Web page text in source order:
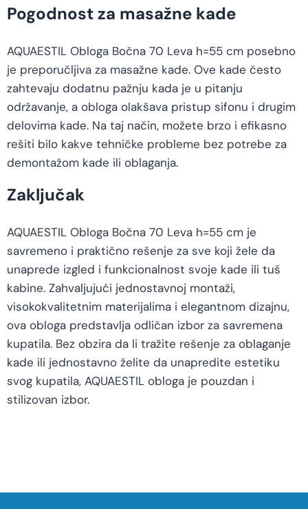
Pogodnost za masažne kade
AQUAESTIL Obloga Bočna 70 Leva h=55 cm posebno
je preporučljiva za masažne kade. Ove kade često
zahtevaju dodatnu pažnju kada je u pitanju
održavanje, a obloga olakšava pristup sifonu i drugim
delovima kade. Na taj način, možete brzo i efikasno
rešiti bilo kakve tehničke probleme bez potrebe za
demontažom kade ili oblaganja.
Zaključak
AQUAESTIL Obloga Bočna 70 Leva h=55 cm je
savremeno i praktično rešenje za sve koji žele da
unaprede izgled i funkcionalnost svoje kade ili tuš
kabine. Zahvaljujući jednostavnoj montaži,
visokokvalitetnim materijalima i elegantnom dizajnu,
ova obloga predstavlja odličan izbor za savremena
kupatila. Bez obzira da li tražite rešenje za oblaganje
kade ili jednostavno želite da unapredite estetiku
svog kupatila, AQUAESTIL obloga je pouzdan i
stilizovan izbor.